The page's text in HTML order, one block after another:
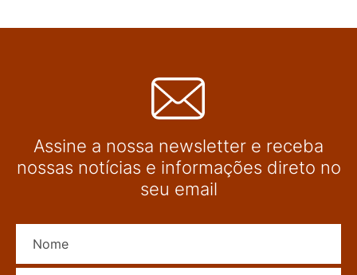
Assine a nossa newsletter e receba
nossas notícias e informações direto no
seu email